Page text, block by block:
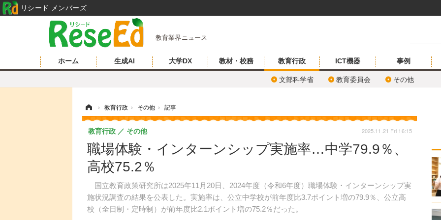
教育業界ニュース
ホーム 生成AI 大学DX 教材・校務 教育行政
文部科学省 教育委員会 その他
ICT機器 事例
› 教育行政 › その他 › 記事
職場体験・インターンシップ実施率…中学79.9％、
高校75.2％
国立教育政策研究所は2025年11月20日、2024年度（令和6年度）職場体験・インターンシップ実
施状況調査の結果を公表した。実施率は、公立中学校が前年度比3.7ポイント増の79.9％、公立高
校（全日制・定時制）が前年度比2.1ポイント増の75.2％だった。
教育行政 その他 2025.11.21 Fri 16:15
リシード メンバーズ